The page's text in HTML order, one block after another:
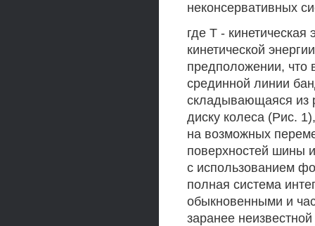
неконсервативных
где Т - кинетическая
кинетической
предположении, что
срединной линии
складывающаяся из
диску колеса (Рис.
на возможных
поверхностей шины
с использованием
полная система
обыкновенными и
заранее